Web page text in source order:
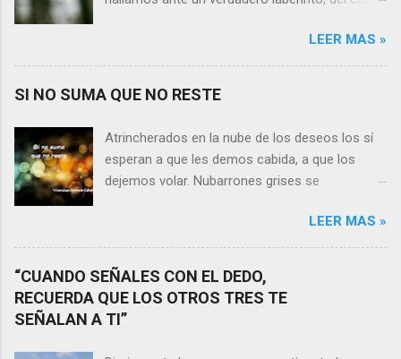
razones pierden el sentido, y las respuestas se
alejan tan distantes que no alcanzamos a
nuestras lágrimas?, quizás quien esté
Por otra parte, si nos ponemos a pensar en
algún momento de la vida todos hemos sufrido
por causa de una persona. Entonces ¿cómo
“ninguna persona merece tus lágrimas, y quien
las merezca no te hará llorar”, tal vez
comprendamos que quien realmente nos
LEER MAS »
SI NO SUMA QUE NO RESTE
Atrincherados en la nube de los deseos los sí
esperan a que les demos cabida, a que los
dejemos volar. Nubarrones grises se
indecisión, o simplemente por no ver con
claridad el camino a seguir. Lo claro es que si
no suma que no reste. En esa puja por decidir,
entran en nuestra vida conceptos y personas
que en realidad no tienen demasiada cabida,
LEER MAS »
“CUANDO SEÑALES CON EL DEDO,
RECUERDA QUE LOS OTROS TRES TE
SEÑALAN A TI”